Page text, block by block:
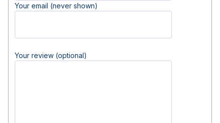
Your email (never shown)
Your review (optional)